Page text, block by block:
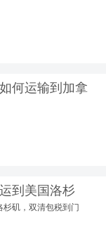
何运输到加拿
到美国洛杉
矶，双清包税到门